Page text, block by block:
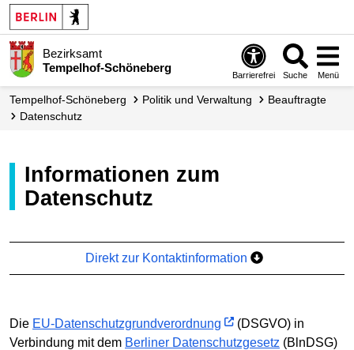
Bezirksamt
Tempelhof-Schöneberg
Barrierefrei Suche Menü
Tempelhof-Schöneberg Politik und Verwaltung
Beauftragte
Datenschutz
Informationen zum
Datenschutz
Direkt zur Kontaktinformation
Die EU-Datenschutzgrundverordnung
(DSGVO) in
Verbindung mit dem Berliner Datenschutzgesetz (BlnDSG)